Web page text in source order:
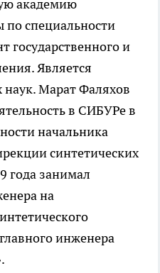
академию
по специальности
и
Является
Марат Фаляхов
в СИБУРе в
начальника
синтетических
года занимал
на
инженера